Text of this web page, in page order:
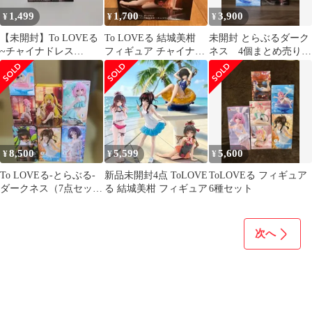
グッズ B-27-5
¥ 1,499
【未開封】To LOVEる
~チャイナドレス
ver.~【結城美柑】
¥ 1,700
To LOVEる 結城美柑
フィギュア チャイナド
レスver.
¥3,900
未開封 とらぶるダーク
ネス 4個まとめ売り
ヤミ ナナ 美柑
¥8,500
To LOVEる-とらぶる-
ダークネス（7点セッ
¥5,599
新品未開封4点 ToLOVE
る 結城美柑 フィギュア
¥5,600
ToLOVEる フィギュア
6種セット
次へ